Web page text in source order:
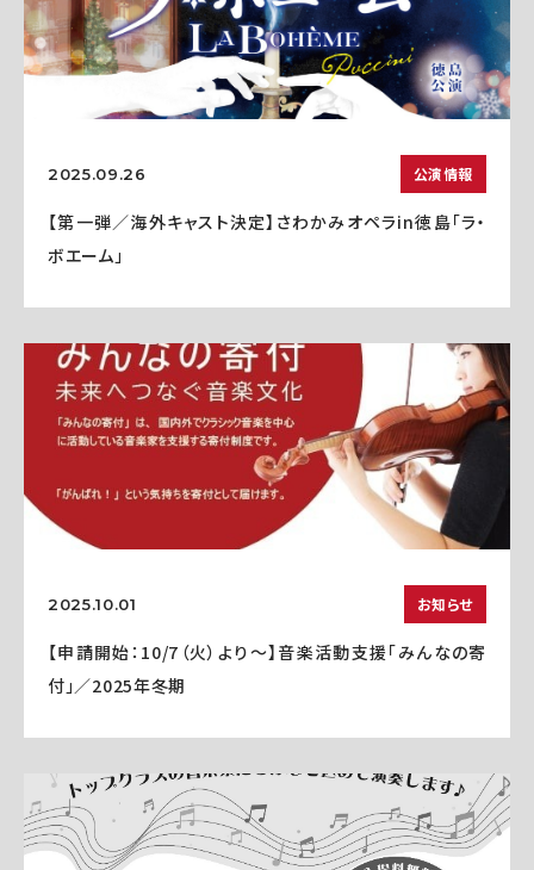
2025.09.26 公演情報
【第一弾／海外キャスト決定】さわかみオペラin徳島「ラ・
ボエーム」
2025.10.01 お知らせ
【申請開始：10/7（火）より～】音楽活動支援「みんなの寄
付」／2025年冬期